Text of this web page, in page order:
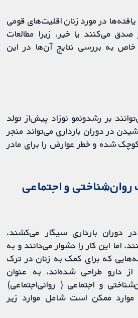
یافته‌ها در مورد زنان اقلیت‌های قومی
صدق می‌کنند یا خیر، زیرا مطالعات
به بررسی نتایج ‌آن‌ها در این
بر رشد‌ونمو نوزاد پیش‌از تولد
در دوران بارداری می‌تواند منجر
کوچک شده و خطر عوارض را برای مادر
روان‌شناختی و اجتماعی
دوران بارداری سیگار می‌کشند،
اما این کار را دشوار می‌دانند و به
که برای کمک به زنان در ترک
دارو طراحی شده‌اند، به عنوان
و اجتماعی ( روانی‌اجتماعی)
ممکن است شامل موارد زیر